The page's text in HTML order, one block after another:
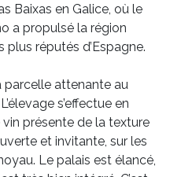
Baixas en Galice, où le
a propulsé la région
réputés d’Espagne.
parcelle attenante au
s’effectue en
présente de la texture
et invitante, sur les
Le palais est élancé,